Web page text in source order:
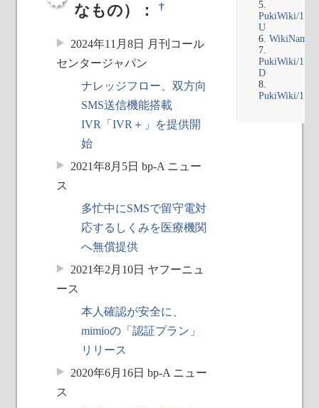
なもの）：
†
2024年11月8日 月刊コール
センタージャパン
ナレッジフロー、双方向
SMS送信機能搭載
IVR「IVR＋」を提供開
始
2021年8月5日 bp-A ニュー
ス
多忙中にSMSで留守電対
応するしくみを医療機関
へ無償提供
2021年2月10日 ヤフーニュ
ース
本人確認が安全に、
mimioの「認証プラン」
リリース
2020年6月16日 bp-A ニュー
ス
PukiWiki/1.4/
U
WikiName
PukiWiki/1.4/
D
PukiWiki/1.4/